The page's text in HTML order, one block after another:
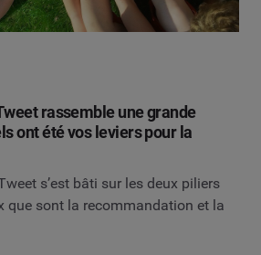
rassemble une grande
ont été vos leviers pour la
s’est bâti sur les deux piliers
que sont la recommandation et la